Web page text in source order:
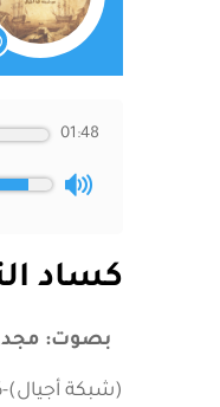
01:48
كساد
بصوت:
(شبكة أجيال)-